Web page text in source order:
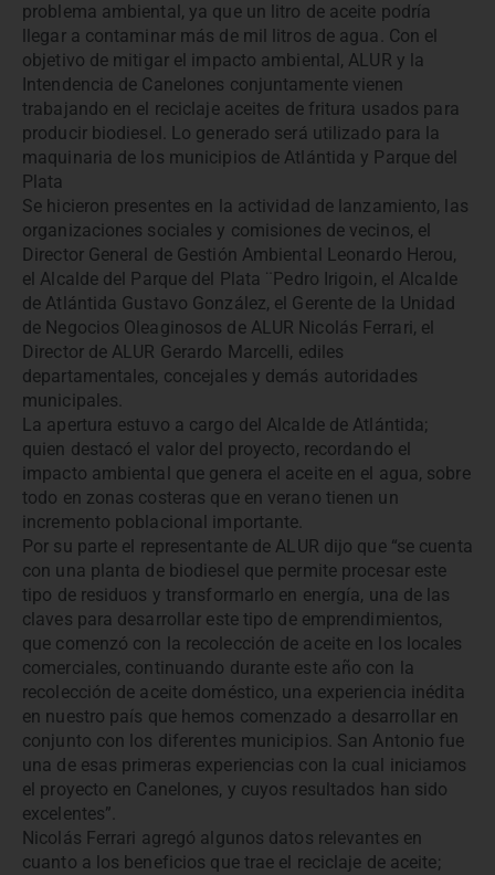
problema ambiental, ya que un litro de aceite podría
llegar a contaminar más de mil litros de agua. Con el
objetivo de mitigar el impacto ambiental, ALUR y la
Intendencia de Canelones conjuntamente vienen
trabajando en el reciclaje aceites de fritura usados para
producir biodiesel. Lo generado será utilizado para la
maquinaria de los municipios de Atlántida y Parque del
Plata
Se hicieron presentes en la actividad de lanzamiento, las
organizaciones sociales y comisiones de vecinos, el
Director General de Gestión Ambiental Leonardo Herou,
el Alcalde del Parque del Plata ¨Pedro Irigoin, el Alcalde
de Atlántida Gustavo González, el Gerente de la Unidad
de Negocios Oleaginosos de ALUR Nicolás Ferrari, el
Director de ALUR Gerardo Marcelli, ediles
departamentales, concejales y demás autoridades
municipales.
La apertura estuvo a cargo del Alcalde de Atlántida;
quien destacó el valor del proyecto, recordando el
impacto ambiental que genera el aceite en el agua, sobre
todo en zonas costeras que en verano tienen un
incremento poblacional importante.
Por su parte el representante de ALUR dijo que “se cuenta
con una planta de biodiesel que permite procesar este
tipo de residuos y transformarlo en energía, una de las
claves para desarrollar este tipo de emprendimientos,
que comenzó con la recolección de aceite en los locales
comerciales, continuando durante este año con la
recolección de aceite doméstico, una experiencia inédita
en nuestro país que hemos comenzado a desarrollar en
conjunto con los diferentes municipios. San Antonio fue
una de esas primeras experiencias con la cual iniciamos
el proyecto en Canelones, y cuyos resultados han sido
excelentes”.
Nicolás Ferrari agregó algunos datos relevantes en
cuanto a los beneficios que trae el reciclaje de aceite;